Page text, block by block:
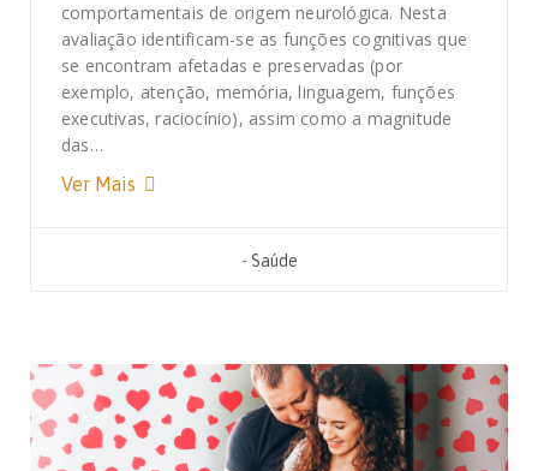
comportamentais de origem neurológica. Nesta
avaliação identificam-se as funções cognitivas que
se encontram afetadas e preservadas (por
exemplo, atenção, memória, linguagem, funções
executivas, raciocínio), assim como a magnitude
das…
Ver Mais
- Saúde